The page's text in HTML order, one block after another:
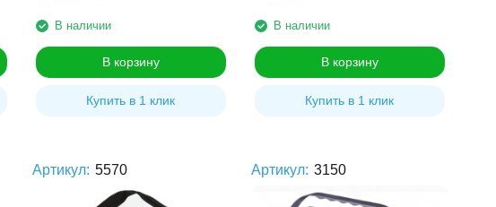
В наличии
В корзину
Купить в 1 клик
В наличии
В корзину
Купить в 1 клик
Артикул: 5570 Артикул: 3150